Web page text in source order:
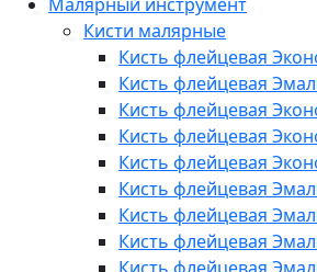
Кисти малярные
Кисть флейцевая
Кисть флейцевая
Кисть флейцевая
Кисть флейцевая
Кисть флейцевая
Кисть флейцевая
Кисть флейцевая
Кисть флейцевая